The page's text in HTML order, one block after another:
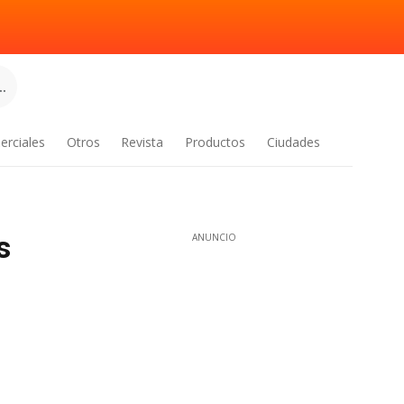
Otros Revista Productos Ciudades
ANUNCIO